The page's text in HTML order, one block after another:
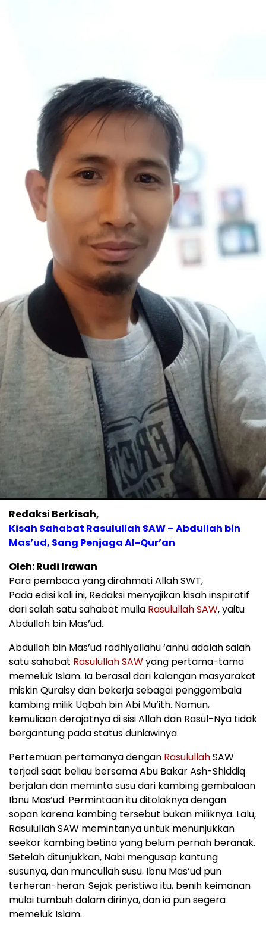
Redaksi Berkisah,
Kisah Sahabat Rasulullah SAW – Abdullah bin
Mas’ud, Sang Penjaga Al-Qur’an
Oleh: Rudi Irawan
Para pembaca yang dirahmati Allah SWT,
Pada edisi kali ini, Redaksi menyajikan kisah inspiratif
dari salah satu sahabat mulia Rasulullah SAW, yaitu
Abdullah bin Mas’ud.
Abdullah bin Mas’ud radhiyallahu ‘anhu adalah salah
satu sahabat Rasulullah SAWyang pertama-tama
memeluk Islam. Ia berasal dari kalangan masyarakat
miskin Quraisy dan bekerja sebagai penggembala
kambing milik Uqbah bin Abi Mu’ith. Namun,
kemuliaan derajatnya di sisi Allah dan Rasul-Nya tidak
bergantung pada status duniawinya.
Pertemuan pertamanya dengan RasulullahSAW
terjadi saat beliau bersama Abu Bakar Ash-Shiddiq
berjalan dan meminta susu dari kambing gembalaan
Ibnu Mas’ud. Permintaan itu ditolaknya dengan
sopan karena kambing tersebut bukan miliknya. Lalu,
Rasulullah SAW memintanya untuk menunjukkan
seekor kambing betina yang belum pernah beranak.
Setelah ditunjukkan, Nabi mengusap kantung
susunya, dan muncullah susu. Ibnu Mas’ud pun
terheran-heran. Sejak peristiwa itu, benih keimanan
mulai tumbuh dalam dirinya, dan ia pun segera
memeluk Islam.